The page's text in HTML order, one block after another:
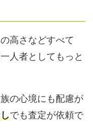
高さなどすべて
人者としてもっと
の心境にも配慮が
でも査定が依頼で